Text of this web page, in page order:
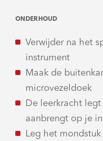
ONDERHOUD
Verwijder na het
instrument
Maak de
microvezeldoek
De leerkracht
aanbrengt op je
Leg het